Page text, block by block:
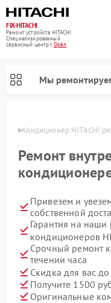
FIX-HITACHI
Ремонт устройств HITACHI
Специализированный
cервисный центр г.Орёл
Мы
Кондиционер HITACHI
Ремонт
Привезем и
собственной
Гарантия на
кондиционеров
Срочный ремонт
течении часа
Скидка для вас до
Получите 1500
Оригинальные